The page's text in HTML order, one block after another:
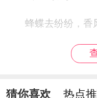
蜂蝶去纷纷，香
欲知花岛处，水
猜你喜欢 热点